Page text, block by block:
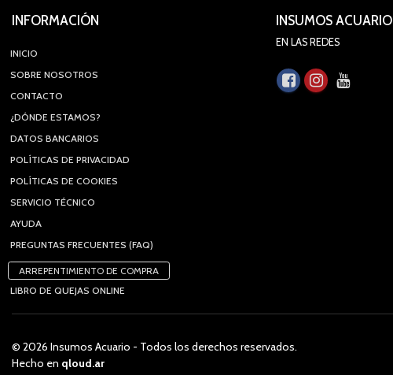
INFORMACIÓN
INICIO
SOBRE NOSOTROS
CONTACTO
¿DÓNDE ESTAMOS?
DATOS BANCARIOS
POLÍTICAS DE PRIVACIDAD
POLÍTICAS DE COOKIES
SERVICIO TÉCNICO
AYUDA
PREGUNTAS FRECUENTES (FAQ)
ARREPENTIMIENTO DE COMPRA
LIBRO DE QUEJAS ONLINE
INSUMOS ACUARIO
EN LAS REDES
© 2026 Insumos Acuario - Todos los derechos reservados.
Hecho en qloud.ar